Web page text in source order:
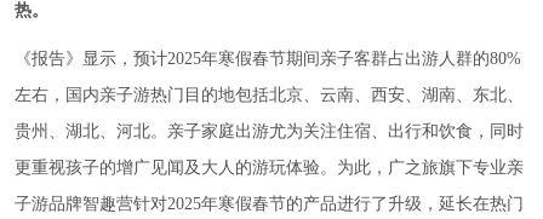
热。
《报告》显示，预计2025年寒假春节期间亲子客群占出游人群的80%
左右，国内亲子游热门目的地包括北京、云南、西安、湖南、东北、
贵州、湖北、河北。亲子家庭出游尤为关注住宿、出行和饮食，同时
更重视孩子的增广见闻及大人的游玩体验。为此，广之旅旗下专业亲
子游品牌智趣营针对2025年寒假春节的产品进行了升级，延长在热门